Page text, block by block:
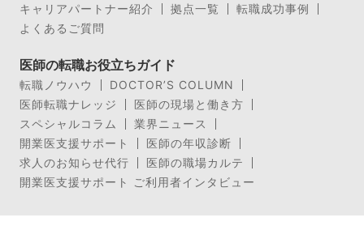
キャリアパートナー紹介
拠点一覧
転職成功事例
よくあるご質問
医師の転職お役立ちガイド
転職ノウハウ
DOCTOR’S COLUMN
医師転職ナレッジ
医師の現場と働き方
スペシャルコラム
業界ニュース
開業医支援サポート
医師の年収診断
求人のお知らせ代行
医師の職場カルテ
開業医支援サポート ご利用者インタビュー